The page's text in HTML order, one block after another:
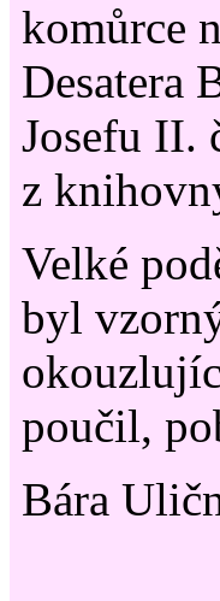
komůrce
Desatera
Josefu II.
z
Velké
byl
poučil,
Bára